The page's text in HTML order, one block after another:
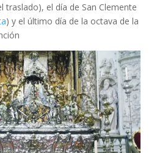
del monarca con su cuerpo
la veneración de los fieles, el
traslado), el día de San Clemente
) y el último día de la octava de la